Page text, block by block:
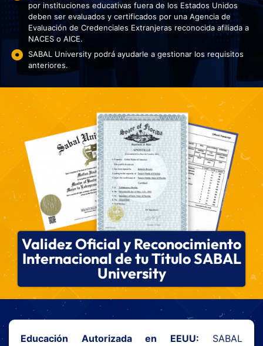
por instituciones educativas fuera de los Estados Unidos
deben ser evaluados y certificados por una Agencia de
Evaluación de Credenciales Extranjeras reconocida afiliada a
NACES o AICE.
SABAL University podrá ayudarle a gestionar los requisitos
anteriores.
Validez Oficial y Reconocimiento
Internacional de tu Título SABAL
University
Educación Autorizada en EEUU: SABAL